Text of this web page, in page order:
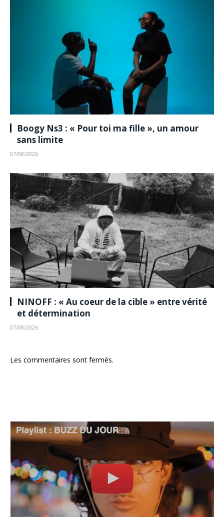
Boogy Ns3 : « Pour toi ma fille », un amour
sans limite
07/08/2026
NINOFF : « Au coeur de la cible » entre vérité
et détermination
07/08/2026
Les commentaires sont fermés.